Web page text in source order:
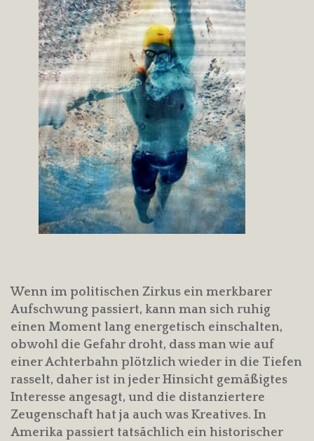
Wenn im politischen Zirkus ein merkbarer
Aufschwung passiert, kann man sich ruhig
einen Moment lang energetisch einschalten,
obwohl die Gefahr droht, dass man wie auf
einer Achterbahn plötzlich wieder in die Tiefen
rasselt, daher ist in jeder Hinsicht gemäßigtes
Interesse angesagt, und die distanziertere
Zeugenschaft hat ja auch was Kreatives. In
Amerika passiert tatsächlich ein historischer